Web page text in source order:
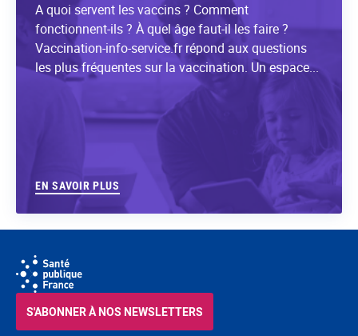
A quoi servent les vaccins ? Comment
fonctionnent-ils ? À quel âge faut-il les faire ?
Vaccination-info-service.fr répond aux questions
les plus fréquentes sur la vaccination. Un espace...
EN SAVOIR PLUS
S'ABONNER À NOS NEWSLETTERS